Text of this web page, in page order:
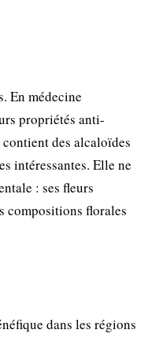
En médecine
propriétés anti-
des alcaloïdes
intéressantes. Elle ne
: ses fleurs
compositions florales
dans les régions